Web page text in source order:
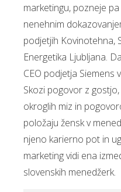
marketingu, pozneje
nenehnim
podjetjih Kovinotehna,
Energetika Ljubljana.
CEO podjetja Siemens
Skozi pogovor z
okroglih miz in
položaju žensk v
njeno karierno pot in
marketing vidi ena
slovenskih menedžerk.